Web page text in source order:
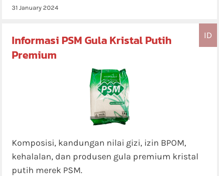
31 January 2024
ID
Informasi PSM Gula Kristal Putih
Premium
Komposisi, kandungan nilai gizi, izin BPOM,
kehalalan, dan produsen gula premium kristal
putih merek PSM.